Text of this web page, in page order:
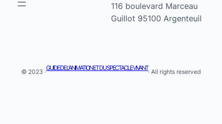
116 boulevard Marceau
Guillot 95100 Argenteuil
© 2023 ·
GUIDE DE L'ANIMATION ET DU SPECTACLE VIVANT
· All rights reserved